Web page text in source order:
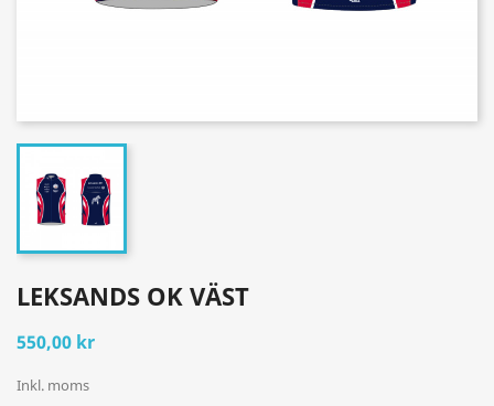
LEKSANDS OK VÄST
550,00 kr
Inkl. moms